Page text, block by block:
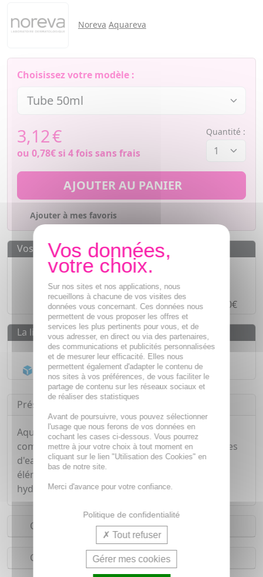
Noreva Aquareva
Choisissez votre modèle :
3,12€
ou 0,78€si 4 fois sans frais
Quantité :
AJOUTER AU PANIER
Ajouter à mes favoris
Vos avantages
Des prixIMBATTABLES
Paiement en ligneSÉCURISÉ
Paiement en4 fois sans fraisà partir de 30€
La livraison
Livraison gratuite dès55€
Acheminement Chronoposten 24h*
Présentation
Aquareva crème Mains Réparatrice 24h est
composées du complexe Hydrastim 4C aux perles
d'eau des glaciers riches en minéraux et oligo-
éléments pour réparer la peau et favoriser son
hydratation.
Conseils d'utilisation
Composition
Sur nos sites et nos applications, nous
recueillons à chacune de vos visites des
données vous concernant. Ces données nous
permettent de vous proposer les offres et
services les plus pertinents pour vous, et de
vous adresser, en direct ou via des partenaires,
des communications et publicités personnalisées
et de mesurer leur efficacité. Elles nous
permettent également d'adapter le contenu de
nos sites à vos préférences, de vous faciliter le
partage de contenu sur les réseaux sociaux et
de réaliser des statistiques
Avant de poursuivre, vous pouvez sélectionner
l'usage que nous ferons de vos données en
cochant les cases ci-dessous. Vous pourrez
mettre à jour votre choix à tout moment en
cliquant sur le lien "Utilisation des Cookies" en
bas de notre site.
Merci d'avance pour votre confiance.
Politique de confidentialité
Tout refuser
Gérer mes cookies